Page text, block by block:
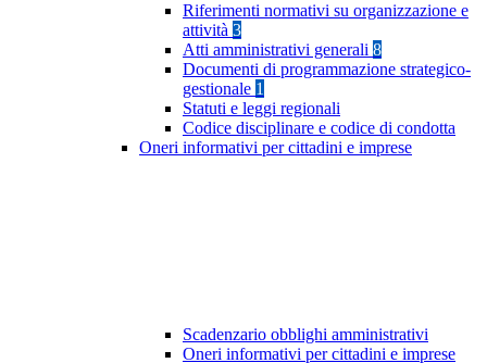
Riferimenti normativi su organizzazione e
attività 3
Atti amministrativi generali 8
Documenti di programmazione strategico-
gestionale 1
Statuti e leggi regionali
Codice disciplinare e codice di condotta
Oneri informativi per cittadini e imprese
Scadenzario obblighi amministrativi
Oneri informativi per cittadini e imprese